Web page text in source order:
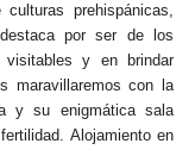
prehispánicas,
por ser de los
y en brindar
maravillaremos con la
y su enigmática sala
Alojamiento en